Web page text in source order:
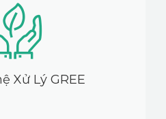
Xử Lý GREE